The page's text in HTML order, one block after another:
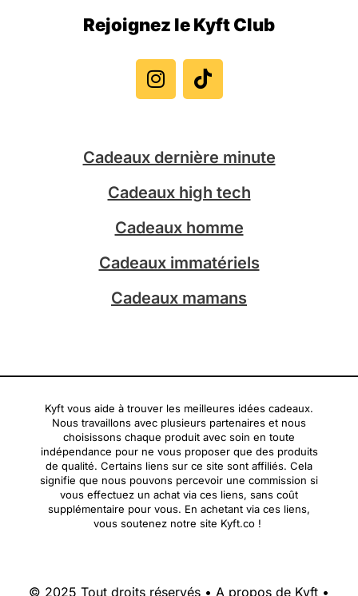
Rejoignez le Kyft Club
n
s
t
r
a
m
i
k
t
Cadeaux dernière minute
Cadeaux high tech
Cadeaux homme
Cadeaux immatériels
Cadeaux mamans
Kyft vous aide à trouver les meilleures idées cadeaux.
Nous travaillons avec plusieurs partenaires et nous
choisissons chaque produit avec soin en toute
indépendance pour ne vous proposer que des produits
de qualité. Certains liens sur ce site sont affiliés. Cela
signifie que nous pouvons percevoir une commission si
vous effectuez un achat via ces liens, sans coût
supplémentaire pour vous. En achetant via ces liens,
vous soutenez notre site Kyft.co !
© 2025 Tout droits réservés • A propos de Kyft •